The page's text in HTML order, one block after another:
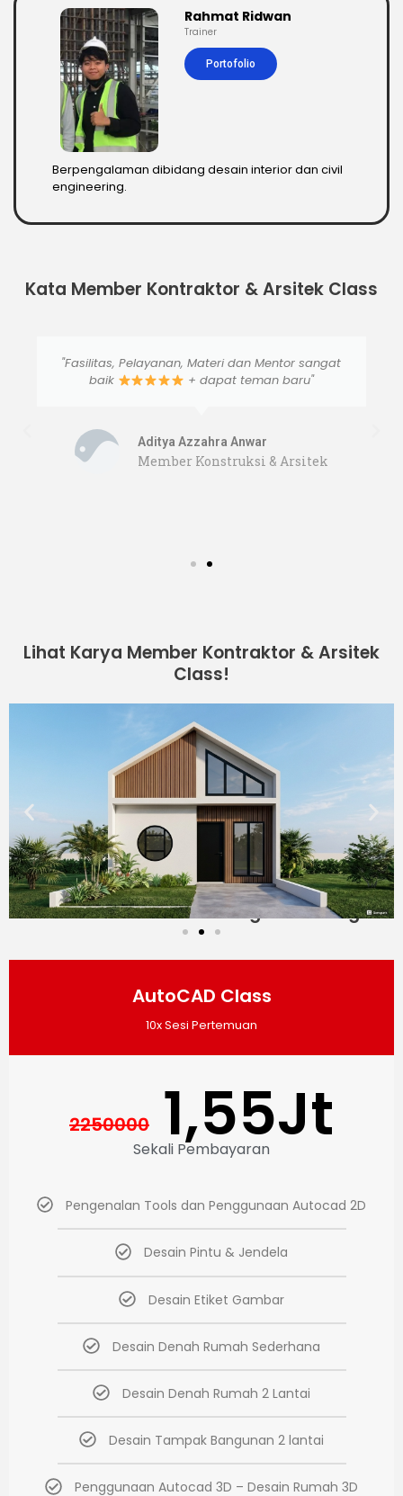
Rahmat Ridwan
Trainer
Portofolio
Berpengalaman dibidang desain interior dan civil
engineering.
Kata Member Kontraktor & Arsitek Class
"Fasilitas, Pelayanan, Materi dan Mentor sangat
baik
+ dapat teman baru"
Aditya Azzahra Anwar
Member Konstruksi & Arsitek
Lihat Karya Member Kontraktor & Arsitek
Class!
Miliki Skill Technical Design Sekarang!
AutoCAD Class
10x Sesi Pertemuan
2250000 1,55Jt
Sekali Pembayaran
Pengenalan Tools dan Penggunaan Autocad 2D
Desain Pintu & Jendela
Desain Etiket Gambar
Desain Denah Rumah Sederhana
Desain Denah Rumah 2 Lantai
Desain Tampak Bangunan 2 lantai
Penggunaan Autocad 3D – Desain Rumah 3D